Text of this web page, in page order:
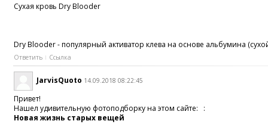
Сухая кровь Dry Blooder
Dry Blooder - популярный активатор клева на основе альбумина
Ответить Ссылка
JarvisQuoto 14.09.2018 08:22:45
Привет!
Нашел удивительную фотоподборку на этом сайте: :
Новая жизнь старых вещей